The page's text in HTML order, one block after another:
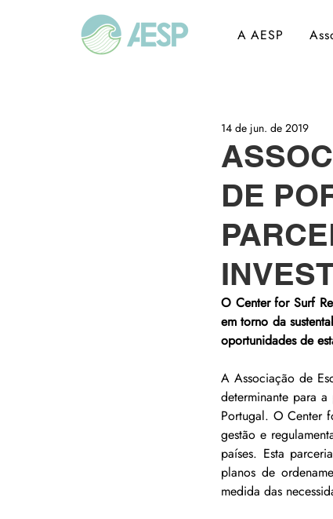
A AESP
DE
14 de jun. de 2019
O Center for Surf
em torno da
oportunidades de
A Associação de
determinante para
Portugal. O Center
gestão e
países. Esta
planos de
medida das